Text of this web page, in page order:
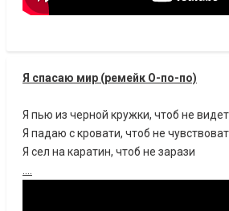
Я спасаю мир (ремейк О-по-по)
Я пью из черной кружки, чтоб не
Я падаю с кровати, чтоб не
Я сел на каратин, чтоб не зарази